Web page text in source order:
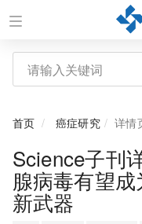
首页 癌症研究 详情
Science子刊
腺病毒有望
新武器